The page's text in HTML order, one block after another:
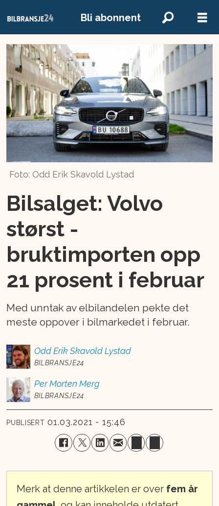
Bli abonnent
Foto: Odd Erik Skavold Lystad
Bilsalget: Volvo
størst -
bruktimporten opp
21 prosent i februar
Med unntak av elbilandelen pekte det
meste oppover i bilmarkedet i februar.
Odd Erik Skavold Lystad
BILBRANSJE24
Per Morten Merg
BILBRANSJE24
PUBLISERT 01.03.2021 - 15:46
Merk at denne artikkelen er over fem år